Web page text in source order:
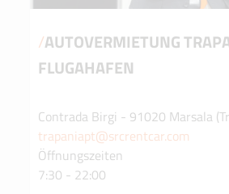
/AUTOVERMIETUNG
FLUGAHAFEN
Contrada Birgi - 91020 Marsala
trapaniapt@srcrentcar.com
Öffnungszeiten
7:30 - 22:00